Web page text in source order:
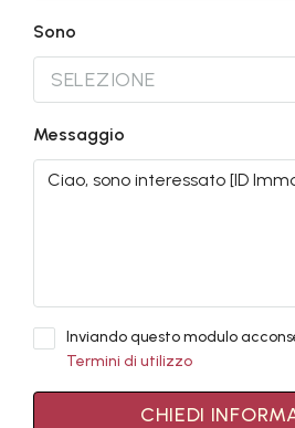
Sono
SELEZIONE
Messaggio
Inviando questo modulo
Termini di utilizzo
CHIEDI